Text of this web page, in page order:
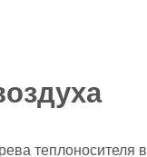
теплоносителя в